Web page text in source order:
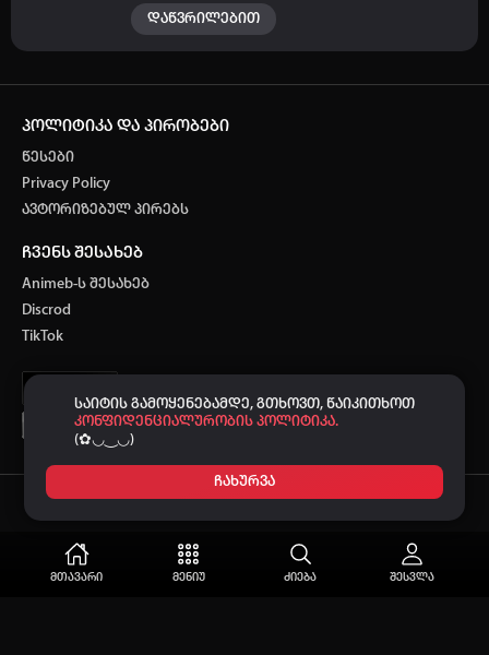
საიტის გამოყენებამდე, გთხოვთ, წაიკითხოთ
კონფიდენციალურობის პოლიტიკა.
(✿◡‿◡)
ჩახურვა
შესვლა
კოდით შესვლა
მთავარი მენიუ ძიება შესვლა
დაწვრილებით
პოლიტიკა და პირობები
წესები
Privacy Policy
ავტორიზებულ პირებს
ჩვენს შესახებ
Animeb-ს შესახებ
Discrod
TikTok